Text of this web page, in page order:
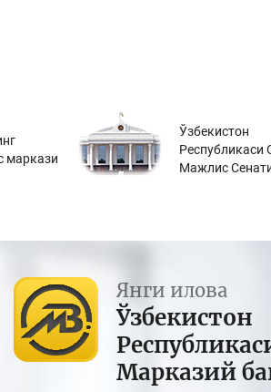
маркази
Ўзбекистон
Республикаси
Мажлис
Янги илова
Ўзбекистон
Марказий